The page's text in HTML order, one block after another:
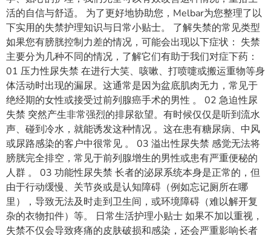
活的自信与舒适。 为了更好地协助您，Melbar为您整理了以
下实用的失禁护理知识与日常小贴士。 了解失禁的常见类型
如果您有膀胱控制力差的情况，可能会出现以下症状： 失禁
主要分为几种不同的情况，了解它们有助于我们对症下药：
01 压力性尿失禁 在进行大笑、咳嗽、打喷嚏或搬运重物等身
体活动时出现的漏尿。这通常是因为盆底肌肉无力，常见于
绝经期的女性或接受过前列腺癌手术的男性 。 02 急迫性尿
失禁 突然产生非常强烈的排尿欲望。有时候仅仅是听到流水
声、碰到冷水，就能诱发这种情况 。这在患有糖尿病、中风
或尿路感染的客户中很常见 。 03 溢出性尿失禁 感觉无法将
膀胱完全排空，常见于前列腺增生的男性或患有严重便秘的
人群 。 03 功能性尿失禁 长者的泌尿系统本身是正常的，但
由于行动缓慢、关节炎或是认知障碍（例如忘记厕所在哪
里），导致无法及时走到卫生间，或环境障碍（难以解开复
杂的衣物扣件）等。 日常生活护理小贴士 如果不加以重视，
失禁不仅会导致疼痛的皮肤破损和感染，还会严重影响长者